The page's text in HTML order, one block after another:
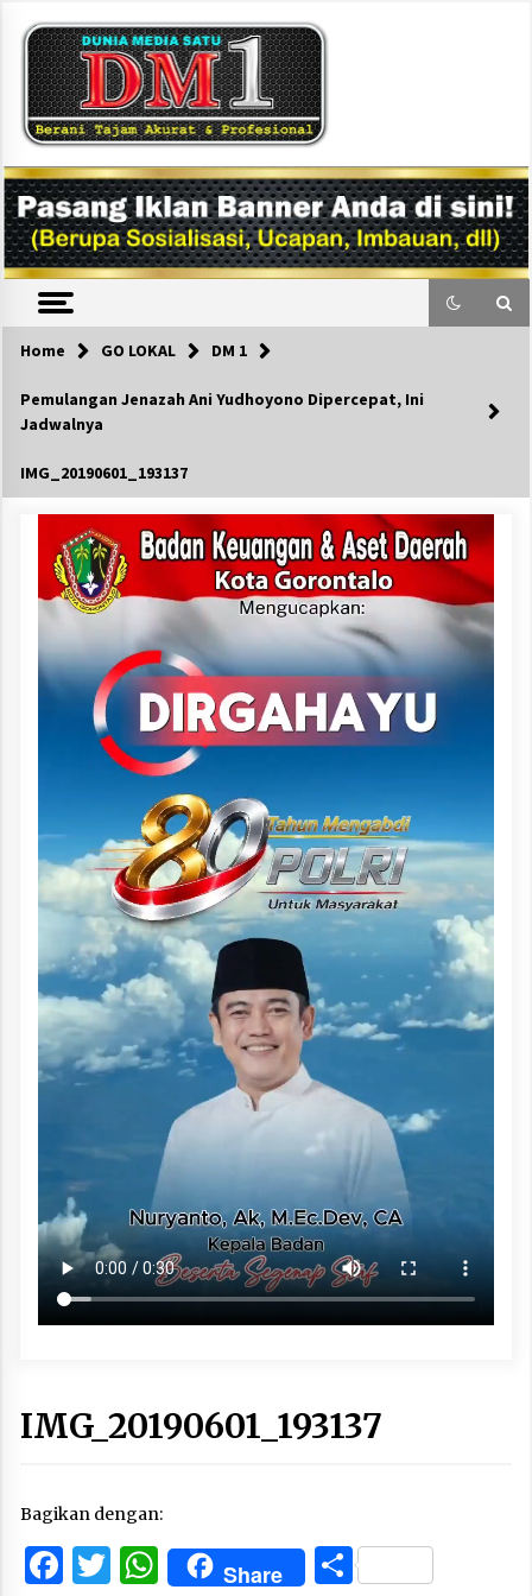
content
DM1
Home GO LOKAL DM 1
Pemulangan Jenazah Ani Yudhoyono Dipercepat, Ini
Jadwalnya
IMG_20190601_193137
IMG_20190601_193137
Bagikan dengan:
Facebook
Twitter
WhatsApp
Share Share